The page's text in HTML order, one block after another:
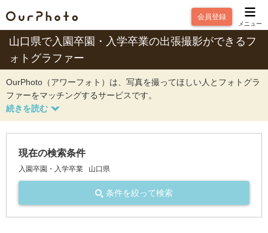
会員登録
メニュー
山口県で入園卒園・入学卒業の出張撮影ができるフ
ォトグラファー
OurPhoto（アワーフォト）は、写真を撮ってほしい人とフォトグラ
ファーをマッチングするサービスです。
現在の検索条件
入園卒園・入学卒業 山口県
条件を絞って検索